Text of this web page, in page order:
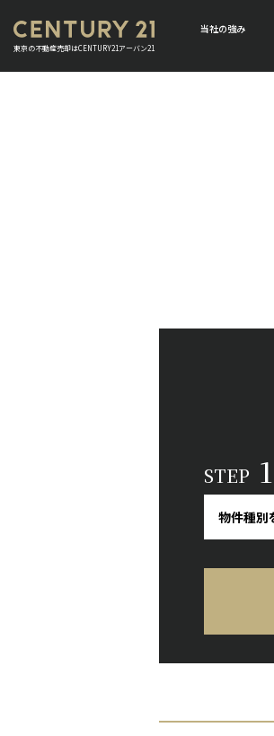
東京の不動産売却はCENTURY21アーバン21
当社の強み
STEP 1